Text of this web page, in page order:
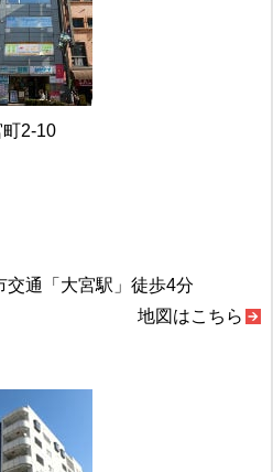
2-10
通「大宮駅」徒歩4分
地図はこちら